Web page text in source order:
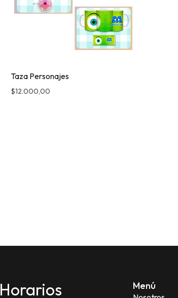
Taza Personajes
$12.000,00
Horarios Menú